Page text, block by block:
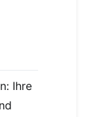
Ihre